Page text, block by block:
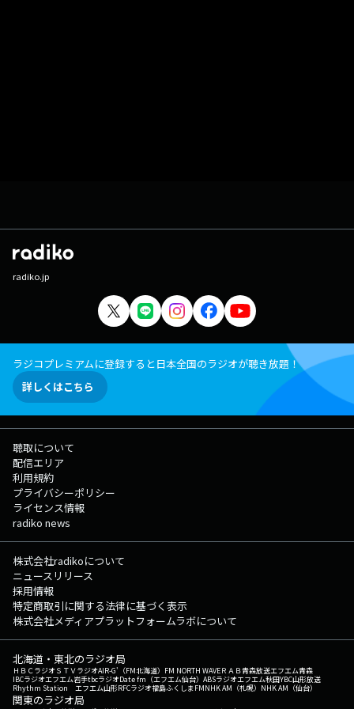
radiko.jp
ラジコプレミアムに登録すると日本全国のラジオが聴き放題！
詳しくはこちら
聴取について
配信エリア
利用規約
プライバシーポリシー
ライセンス情報
radiko news
株式会社radikoについて
ニュースリリース
採用情報
特定商取引に関する法律に基づく表示
株式会社メディアプラットフォームラボについて
北海道・東北のラジオ局
ＨＢＣラジオＳＴＶラジオAIR-G'（FM北海道） FM NORTH WAVEＲＡＢ青森放送エフエム青森
IBCラジオエフエム岩手tbcラジオDate fm（エフエム仙台） ABSラジオエフエム秋田YBC山形放送
Rhythm Station エフエム山形RFCラジオ福島ふくしまFMNHK AM（札幌） NHK AM（仙台）
関東のラジオ局